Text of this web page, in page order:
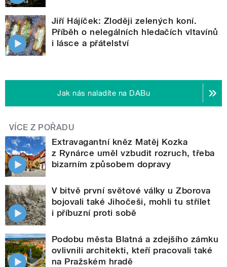
Jiří Hájíček: Zloději zelených koní.
Příběh o nelegálních hledačích vltavínů
i lásce a přátelství
Jak nás naladíte na DABu
VÍCE Z POŘADU
Extravagantní kněz Matěj Kozka
z Rynárce uměl vzbudit rozruch, třeba
bizarním způsobem dopravy
V bitvě první světové války u Zborova
bojovali také Jihočeši, mohli tu střílet
i příbuzní proti sobě
Podobu města Blatná a zdejšího zámku
ovlivnili architekti, kteří pracovali také
na Pražském hradě